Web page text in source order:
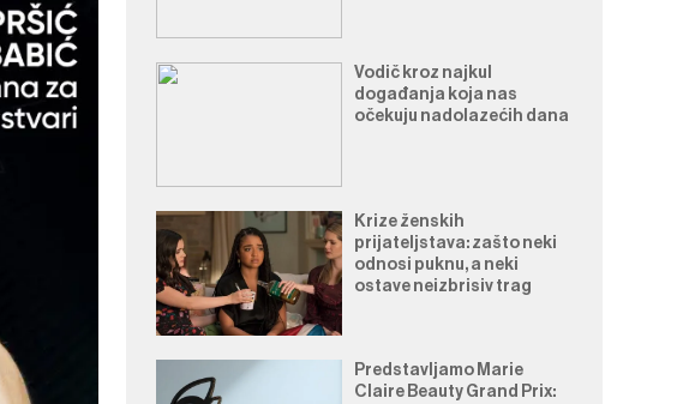
Vodič kroz najkul
događanja koja nas
očekuju nadolazećih dana
Krize ženskih
prijateljstava: zašto neki
odnosi puknu, a neki
ostave neizbrisiv trag
Predstavljamo Marie
Claire Beauty Grand Prix: